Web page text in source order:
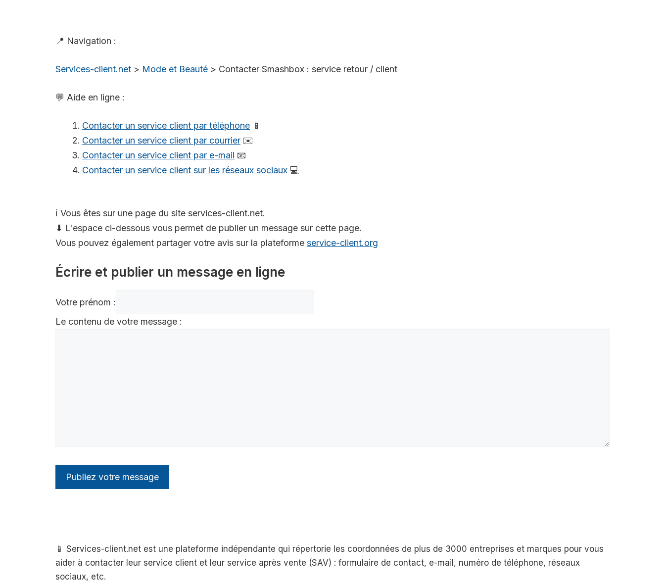
📍 Navigation :
Services-client.net > Mode et Beauté > Contacter Smashbox : service retour / client
💬 Aide en ligne :
Contacter un service client par téléphone 📱
Contacter un service client par courrier ✉️
Contacter un service client par e-mail 📧
Contacter un service client sur les réseaux sociaux 💻
ℹ️ Vous êtes sur une page du site services-client.net.
⬇ L'espace ci-dessous vous permet de publier un message sur cette page.
Vous pouvez également partager votre avis sur la plateforme service-client.org
Écrire et publier un message en ligne
Votre prénom :
Le contenu de votre message :
📱 Services-client.net est une plateforme indépendante qui répertorie les coordonnées de plus de 3000 entreprises et marques pour vous
aider à contacter leur service client et leur service après vente (SAV) : formulaire de contact, e-mail, numéro de téléphone, réseaux
sociaux, etc.